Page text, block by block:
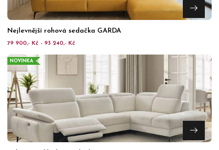
Nejlevnější rohová sedačka GARDA
79 900,- Kč - 93 240,- Kč
NOVINKA